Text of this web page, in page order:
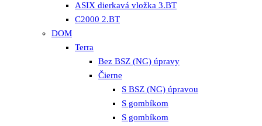
ASIX dierkavá vložka 3.BT
C2000 2.BT
DOM
Terra
Bez BSZ (NG) úpravy
Čierne
S BSZ (NG) úpravou
S gombíkom
S gombíkom